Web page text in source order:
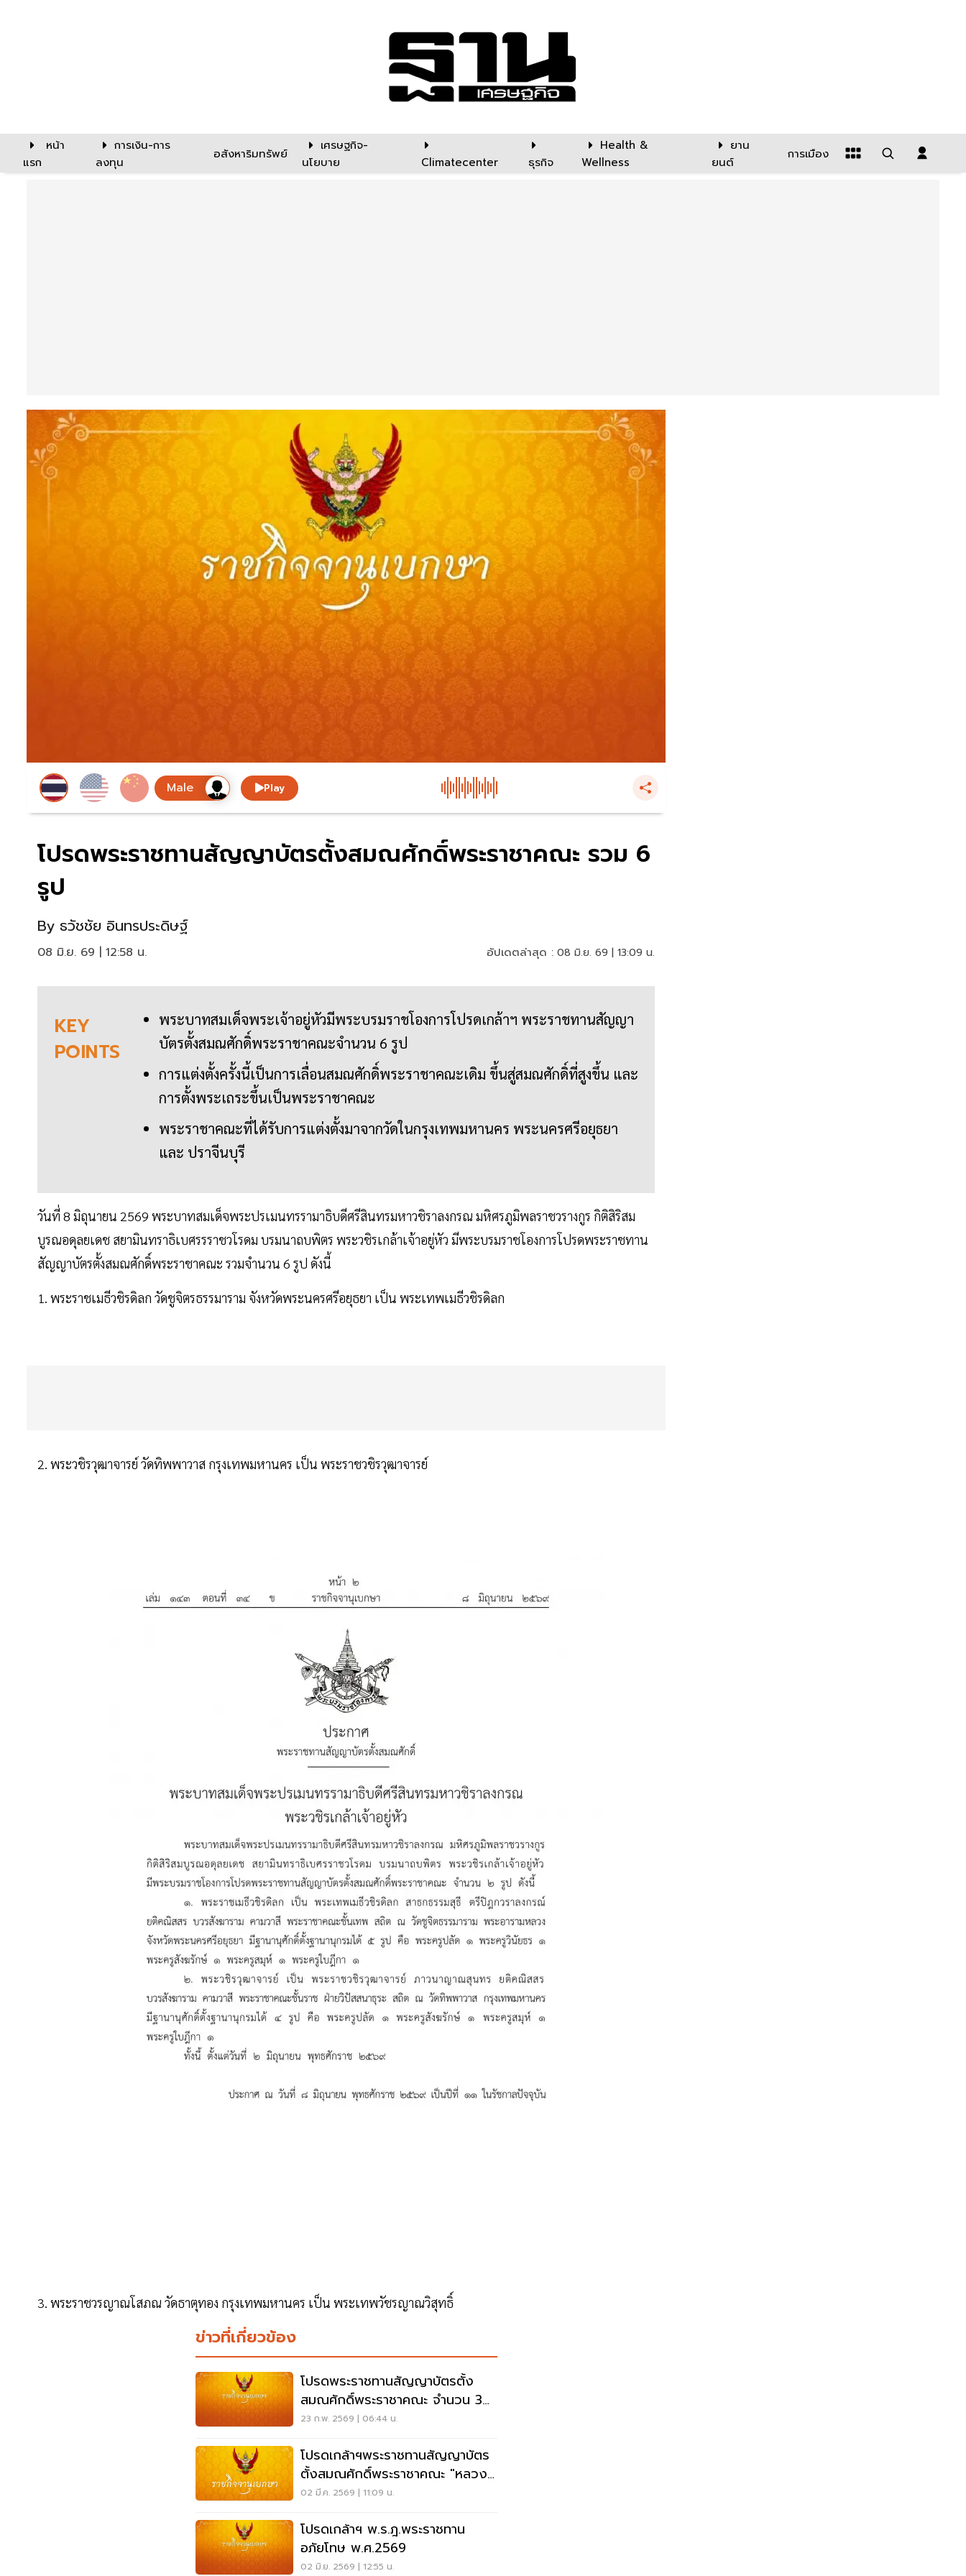
หน้า
แรก
การเงิน-การ
ลงทุน
อสังหาริมทรัพย์
เศรษฐกิจ-
นโยบาย
Climatecenter ธุรกิจ
Health &
Wellness
ยาน
ยนต์
การเมือง
Play
โปรดพระราชทานสัญญาบัตรตั้งสมณศักดิ์พระราชาคณะ รวม 6
รูป
By ธวัชชัย อินทรประดิษฐ์
08 มิ.ย. 69 | 12:58 น. อัปเดตล่าสุด : 08 มิ.ย. 69 | 13:09 น.
KEY
POINTS
พระบาทสมเด็จพระเจ้าอยู่หัวมีพระบรมราชโองการโปรดเกล้าฯ พระราชทานสัญญา
บัตรตั้งสมณศักดิ์พระราชาคณะจำนวน 6 รูป
การแต่งตั้งครั้งนี้เป็นการเลื่อนสมณศักดิ์พระราชาคณะเดิม ขึ้นสู่สมณศักดิ์ที่สูงขึ้น และ
การตั้งพระเถระขึ้นเป็นพระราชาคณะ
พระราชาคณะที่ได้รับการแต่งตั้งมาจากวัดในกรุงเทพมหานคร พระนครศรีอยุธยา
และ ปราจีนบุรี
วันที่ 8 มิถุนายน 2569 พระบาทสมเด็จพระปรเมนทรรามาธิบดีศรีสินทรมหาวชิราลงกรณ มหิศรภูมิพลราชวรางกูร กิติสิริสม
บูรณอดุลยเดช สยามินทราธิเบศรรราชวโรดม บรมนาถบพิตร พระวชิรเกล้าเจ้าอยู่หัว มีพระบรมราชโองการโปรดพระราชทาน
สัญญาบัตรตั้งสมณศักดิ์พระราชาคณะ รวมจำนวน 6 รูป ดังนี้
1. พระราชเมธีวชิรดิลก วัดชูจิตรธรรมาราม จังหวัดพระนครศรีอยุธยา เป็น พระเทพเมธีวชิรดิลก
2. พระวชิรวุฒาจารย์ วัดทิพพาวาส กรุงเทพมหานคร เป็น พระราชวชิรวุฒาจารย์
3. พระราชวรญาณโสภณ วัดธาตุทอง กรุงเทพมหานคร เป็น พระเทพวัชรญาณวิสุทธิ์
ข่าวที่เกี่ยวข้อง
โปรดพระราชทานสัญญาบัตรตั้ง
สมณศักดิ์พระราชาคณะ จำนวน 3
รูป
23 ก.พ. 2569 | 06:44 น.
โปรดเกล้าฯพระราชทานสัญญาบัตร
ตั้งสมณศักดิ์พระราชาคณะ "หลวงปู่
ศิลา-หลวงปู่เวิน"
02 มี.ค. 2569 | 11:09 น.
โปรดเกล้าฯ พ.ร.ฎ.พระราชทาน
อภัยโทษ พ.ศ.2569
02 มิ.ย. 2569 | 12:55 น.